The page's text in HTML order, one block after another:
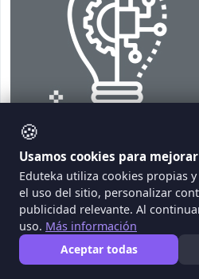
YD
Yajaira Del Carmen Burgos
La Robótica
🍪
Usamos cookies para
Eduteka utiliza cookies propias
el uso del sitio, personalizar
publicidad relevante. Al
uso. Más información
Aceptar todas